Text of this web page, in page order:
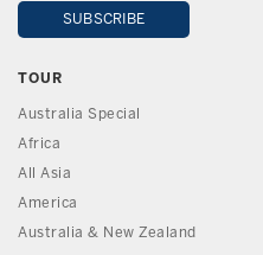
TOUR
Australia Special
Africa
All Asia
America
Australia & New Zealand